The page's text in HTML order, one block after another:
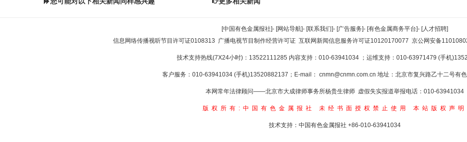
[中国有色金属报社]- [网站导航]- [联系我们]- [广告服务]- [有色金属商务平台]- [人才招聘]
信息网络传播视听节目许可证0108313 广播电视节目制作经营许可证 互联网新闻信息服务许可证10120170077 京公网安备
技术支持热线(7X24小时)：13522111285 内容支持：010-63941034 ；运维支持：010-63971479 (手机
客户服务：010-63941034 (手机)13520882137；E-mail： cnmn@cnmn.com.cn 地址：北京市复兴路乙十二号有
本网常年法律顾问——北京市大成律师事务所杨贵生律师 虚假失实报道举报电话：010-63941034
版权所有:中国有色金属报社 未经书面授权禁止使用 本站版权声明
技术支持：中国有色金属报社 +86-010-63941034